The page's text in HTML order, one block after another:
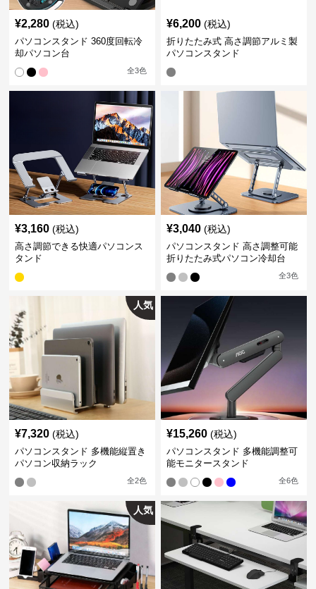
¥2,280 (税込)
パソコンスタンド 360度回転冷
却パソコン台
全3色
¥6,200 (税込)
折りたたみ式 高さ調節アルミ製
パソコンスタンド
¥3,160 (税込)
高さ調節できる快適パソコンス
タンド
¥3,040 (税込)
パソコンスタンド 高さ調整可能
折りたたみ式パソコン冷却台
全3色
人気
¥7,320 (税込)
パソコンスタンド 多機能縦置き
パソコン収納ラック
全2色
¥15,260 (税込)
パソコンスタンド 多機能調整可
能モニタースタンド
全6色
人気